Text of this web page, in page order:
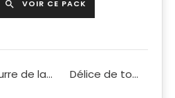
 VOIR CE PACK
Beurre de langoustine 90g Délice de tomates séchées Méditea 90g